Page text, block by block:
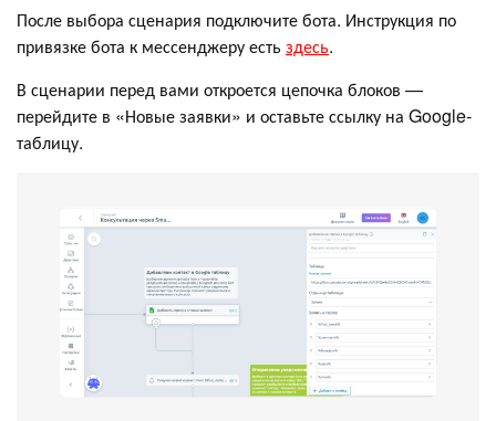
После выбора сценария подключите бота. Инструкция по
привязке бота к мессенджеру есть здесь.
В сценарии перед вами откроется цепочка блоков —
перейдите в «Новые заявки» и оставьте ссылку на Google-
таблицу.